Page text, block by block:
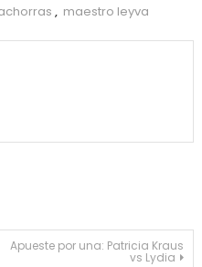
, maestro leyva
entradas
Apueste por una: Patricia Kraus
vs Lydia